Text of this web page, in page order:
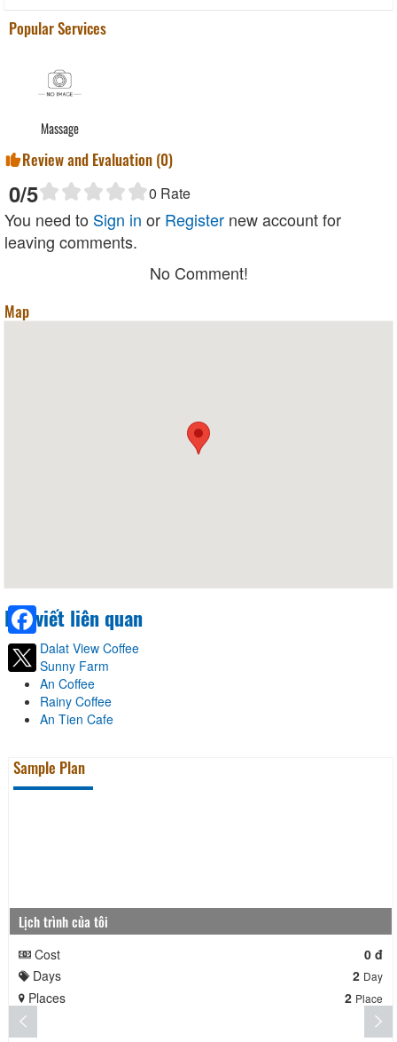
Popular Services
Massage
Review and Evaluation (0)
0/5 0 Rate
You need to Sign in or Register new account for
leaving comments.
No Comment!
Map
Bài viết liên quan
Dalat View Coffee
Sunny Farm
An Coffee
Rainy Coffee
An Tien Cafe
Sample Plan
Lịch trình của tôi
Cost
0 đ
Days
2 Day
Places 2 Place
Facebook